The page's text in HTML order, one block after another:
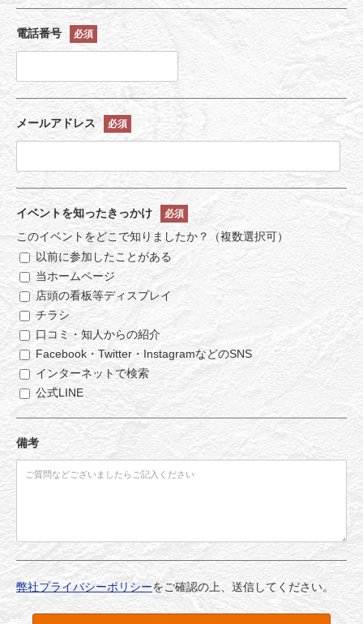
電話番号 必須
メールアドレス 必須
イベントを知ったきっかけ 必須
このイベントをどこで知りましたか？（複数選択可）
以前に参加したことがある
当ホームページ
店頭の看板等ディスプレイ
チラシ
口コミ・知人からの紹介
Facebook・Twitter・InstagramなどのSNS
インターネットで検索
公式LINE
備考
弊社プライバシーポリシーをご確認の上、送信してください。